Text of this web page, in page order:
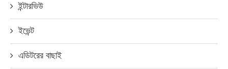
ইন্টারভিউ
ইভেন্ট
এডিটরের বাছাই